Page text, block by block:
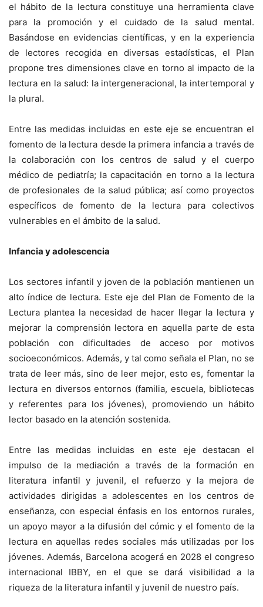
el hábito de la lectura constituye una herramienta clave
para la promoción y el cuidado de la salud mental.
Basándose en evidencias científicas, y en la experiencia
de lectores recogida en diversas estadísticas, el Plan
propone tres dimensiones clave en torno al impacto de la
lectura en la salud: la intergeneracional, la intertemporal y
la plural.
Entre las medidas incluidas en este eje se encuentran el
fomento de la lectura desde la primera infancia a través de
la colaboración con los centros de salud y el cuerpo
médico de pediatría; la capacitación en torno a la lectura
de profesionales de la salud pública; así como proyectos
específicos de fomento de la lectura para colectivos
vulnerables en el ámbito de la salud.
Infancia y adolescencia
Los sectores infantil y joven de la población mantienen un
alto índice de lectura. Este eje del Plan de Fomento de la
Lectura plantea la necesidad de hacer llegar la lectura y
mejorar la comprensión lectora en aquella parte de esta
población con dificultades de acceso por motivos
socioeconómicos. Además, y tal como señala el Plan, no se
trata de leer más, sino de leer mejor, esto es, fomentar la
lectura en diversos entornos (familia, escuela, bibliotecas
y referentes para los jóvenes), promoviendo un hábito
lector basado en la atención sostenida.
Entre las medidas incluidas en este eje destacan el
impulso de la mediación a través de la formación en
literatura infantil y juvenil, el refuerzo y la mejora de
actividades dirigidas a adolescentes en los centros de
enseñanza, con especial énfasis en los entornos rurales,
un apoyo mayor a la difusión del cómic y el fomento de la
lectura en aquellas redes sociales más utilizadas por los
jóvenes. Además, Barcelona acogerá en 2028 el congreso
internacional IBBY, en el que se dará visibilidad a la
riqueza de la literatura infantil y juvenil de nuestro país.